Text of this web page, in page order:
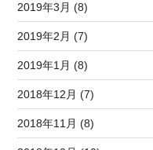
2019年3月 (8)
2019年2月 (7)
2019年1月 (8)
2018年12月 (7)
2018年11月 (8)